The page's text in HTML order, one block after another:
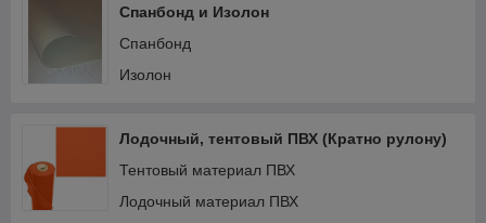
Спанбонд и Изолон
Спанбонд
Изолон
Лодочный, тентовый ПВХ (Кратно рулону)
Тентовый материал ПВХ
Лодочный материал ПВХ